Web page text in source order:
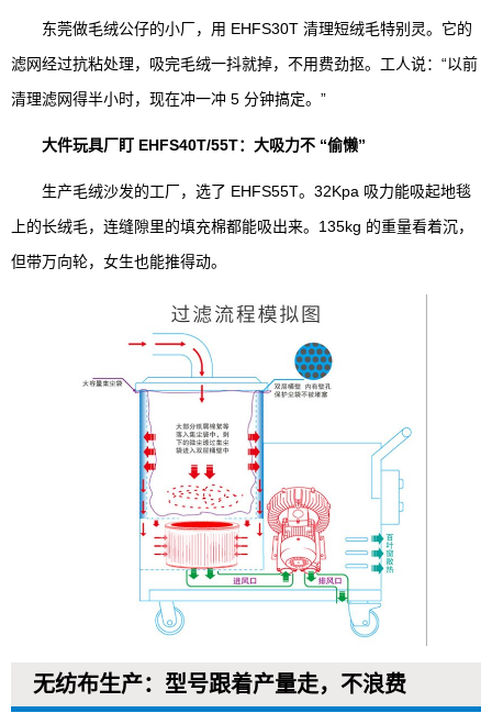
东莞做毛绒公仔的小厂，用 EHFS30T 清理短绒毛特别灵。它的
滤网经过抗粘处理，吸完毛绒一抖就掉，不用费劲抠。工人说：“以前
清理滤网得半小时，现在冲一冲 5 分钟搞定。”
大件玩具厂盯 EHFS40T/55T：大吸力不 “偷懒”
生产毛绒沙发的工厂，选了 EHFS55T。32Kpa 吸力能吸起地毯
上的长绒毛，连缝隙里的填充棉都能吸出来。135kg 的重量看着沉，
但带万向轮，女生也能推得动。
无纺布生产：型号跟着产量走，不浪费